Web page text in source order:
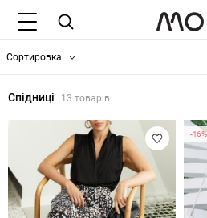
Сортировка
Спідниці 13 товарів
-16%